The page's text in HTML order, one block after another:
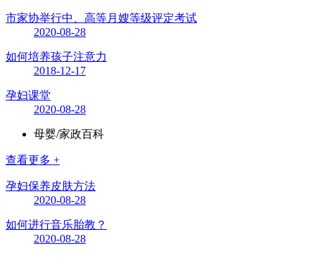
市家协举行中、高等月嫂等级评定考试
2020-08-28
如何培养孩子注意力
2018-12-17
孕妇课堂
2020-08-28
母婴/家政百科
查看更多 +
孕妇保养皮肤方法
2020-08-28
如何进行音乐胎教？
2020-08-28